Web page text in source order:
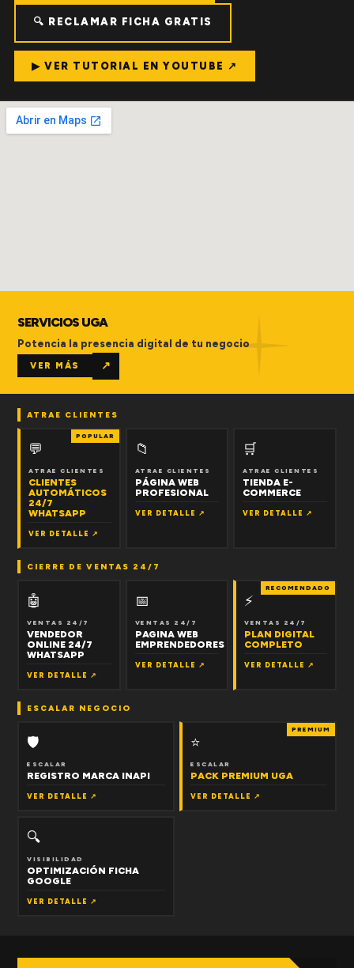
🔍 RECLAMAR FICHA GRATIS
▶ VER TUTORIAL EN YOUTUBE ↗
SERVICIOS UGA
Potencia la presencia digital de tu negocio
VER MÁS ↗
ATRAE CLIENTES
POPULAR
💬
ATRAE CLIENTES
CLIENTES
AUTOMÁTICOS
24/7
WHATSAPP
VER DETALLE ↗
📁
ATRAE CLIENTES
PÁGINA WEB
PROFESIONAL
VER DETALLE ↗
🛒
ATRAE CLIENTES
TIENDA E-
COMMERCE
VER DETALLE ↗
CIERRE DE VENTAS 24/7
🤖
VENTAS 24/7
VENDEDOR
ONLINE 24/7
WHATSAPP
VER DETALLE ↗
📅
VENTAS 24/7
PAGINA WEB
EMPRENDEDORES
VER DETALLE ↗
RECOMENDADO
⚡
VENTAS 24/7
PLAN DIGITAL
COMPLETO
VER DETALLE ↗
ESCALAR NEGOCIO
🛡
ESCALAR
REGISTRO MARCA INAPI
VER DETALLE ↗
PREMIUM
⭐
ESCALAR
PACK PREMIUM UGA
VER DETALLE ↗
🔍
VISIBILIDAD
OPTIMIZACIÓN FICHA
GOOGLE
VER DETALLE ↗